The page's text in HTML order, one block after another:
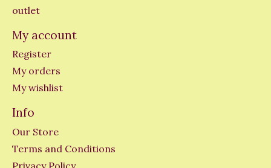
outlet
My account
Register
My orders
My wishlist
Info
Our Store
Terms and Conditions
Privacy Policy